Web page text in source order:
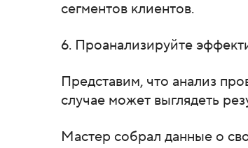
сегментов клиентов.
6. Проанализируйте
Представим, что анализ
случае может выглядеть
Мастер собрал данные о